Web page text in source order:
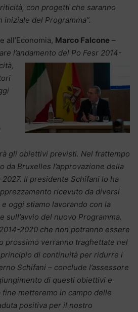
con progetti che saranno
del Programma”.
all’Economia, Marco Falcone –
l’andamento del Po Fesr 2014-
gli obiettivi previsti. Nel frattempo
da Bruxelles l’approvazione della
Il presidente Schifani lo ha
ricevuto da diversi
oggi stiamo lavorando con la
sull’avvio del nuovo Programma.
2020 che non potranno essere
prossimo verranno traghettate nel
di continuità per ridurre i
Schifani – conclude l’assessore
di questi obiettivi e
metteremo in campo delle
positiva per il nostro